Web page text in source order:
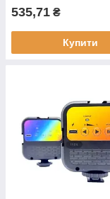
535,71 ₴
Купити